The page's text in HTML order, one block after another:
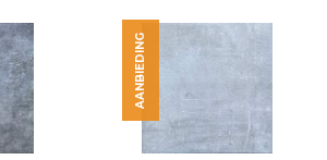
AANBIEDING